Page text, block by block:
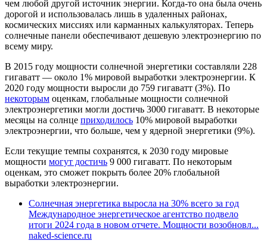
чем любой другой источник энергии. Когда-то она была очень
дорогой и использовалась лишь в удаленных районах,
космических миссиях или карманных калькуляторах. Теперь
солнечные панели обеспечивают дешевую электроэнергию по
всему миру.
В 2015 году мощности солнечной энергетики составляли 228
гигаватт — около 1% мировой выработки электроэнергии. К
2020 году мощности выросли до 759 гигаватт (3%). По
некоторым оценкам, глобальные мощности солнечной
электроэнергетики могли достичь 3000 гигаватт. В некоторые
месяцы на солнце приходилось 10% мировой выработки
электроэнергии, что больше, чем у ядерной энергетики (9%).
Если текущие темпы сохранятся, к 2030 году мировые
мощности могут достичь 9 000 гигаватт. По некоторым
оценкам, это сможет покрыть более 20% глобальной
выработки электроэнергии.
Солнечная энергетика выросла на 30% всего за год
Международное энергетическое агентство подвело
итоги 2024 года в новом отчете. Мощности возобновл...
naked-science.ru